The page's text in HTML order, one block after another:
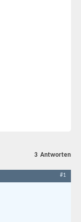
3 Antworten
#1